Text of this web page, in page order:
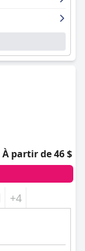
À partir de 46 $
+4